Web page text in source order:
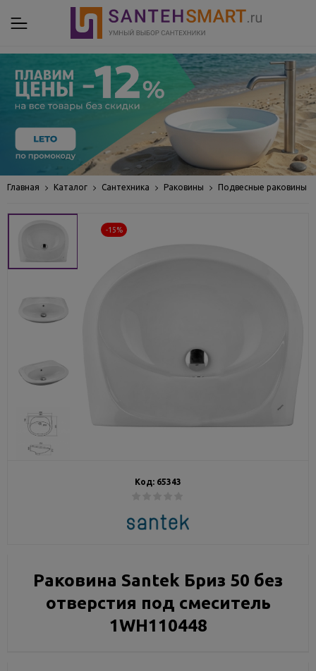
Главная Каталог Сантехника Раковины Подвесные раковины
-15%
Код: 65343
Раковина Santek Бриз 50 без
отверстия под смеситель
1WH110448